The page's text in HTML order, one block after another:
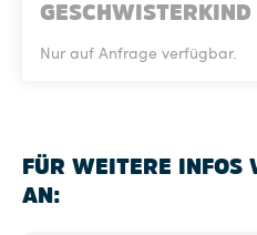
FÜR WEITERE INFOS
AN:
GESCHWISTERKIND
Nur auf Anfrage verfügbar.